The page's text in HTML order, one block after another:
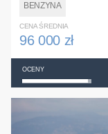
BENZYNA
CENA ŚREDNIA
96 000 zł
OCENY